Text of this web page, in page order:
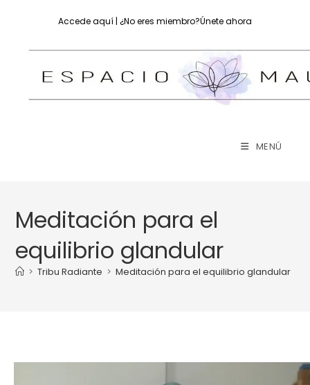
Accede aquí | ¿No eres miembro?Únete ahora
MENÚ
Meditación para el
equilibrio glandular
> Tribu Radiante > Meditación para el equilibrio glandular